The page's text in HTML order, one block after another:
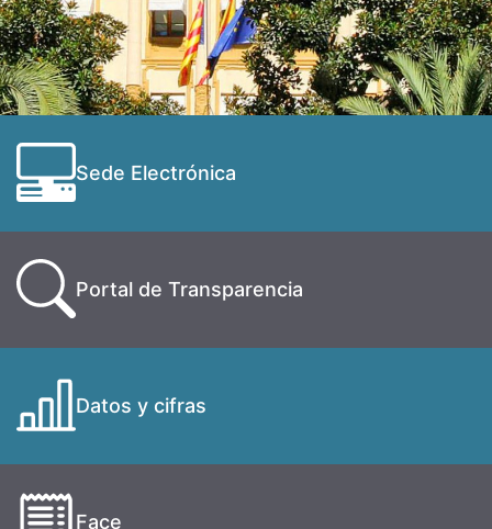
Sede Electrónica
Portal de Transparencia
Datos y cifras
Face